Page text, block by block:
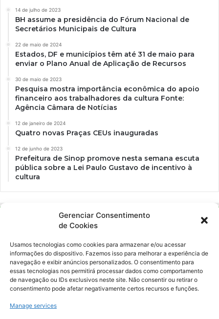
Gerenciar Consentimento
de Cookies
Usamos tecnologias como cookies para armazenar e/ou acessar
informações do dispositivo. Fazemos isso para melhorar a experiência de
navegação e exibir anúncios personalizados. O consentimento para
essas tecnologias nos permitirá processar dados como comportamento
de navegação ou IDs exclusivos neste site. Não consentir ou retirar o
consentimento pode afetar negativamente certos recursos e funções.
Manage services
14 de julho de 2023
BH assume a presidência do Fórum Nacional de
Secretários Municipais de Cultura
22 de maio de 2024
Estados, DF e municípios têm até 31 de maio para
enviar o Plano Anual de Aplicação de Recursos
30 de maio de 2023
Pesquisa mostra importância econômica do apoio
financeiro aos trabalhadores da cultura Fonte:
Agência Câmara de Notícias
12 de janeiro de 2024
Quatro novas Praças CEUs inauguradas
12 de junho de 2023
Prefeitura de Sinop promove nesta semana escuta
pública sobre a Lei Paulo Gustavo de incentivo à
cultura
Ockara é uma plataforma multicultural e criativa. Nossa proposta é
oferecer o máximo de ferramentas para realizadores e
gerenciadores de espaços criativos e culturais.